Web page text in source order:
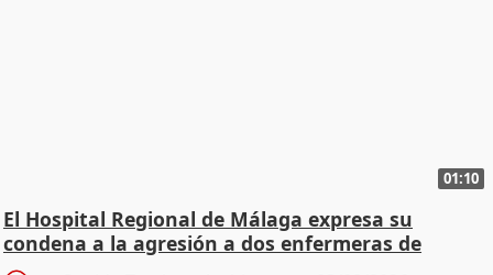
01:10
El Hospital Regional de Málaga expresa su
condena a la agresión a dos enfermeras de
Urgencias